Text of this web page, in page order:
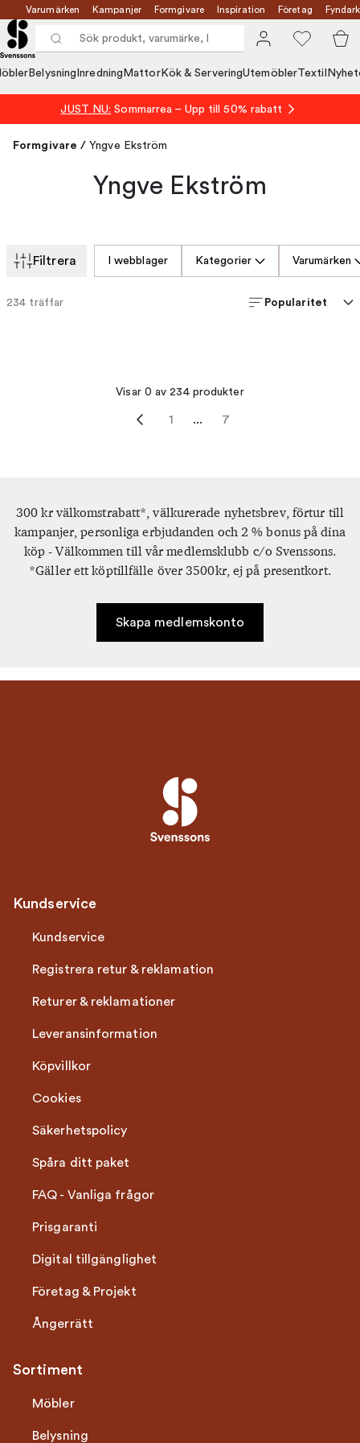
Varumärken Kampanjer Formgivare Inspiration Företag
Belysning Inredning MattorKök & ServeringUtemöblerTextil
JUST NU: Sommarrea – Upp till 50% rabatt
Formgivare / Yngve Ekström
Yngve Ekström
Filtrera I webblager Kategorier Varumärken
234 träffar Popularitet
Visar 0 av 234 produkter
1 ... 7
300 kr välkomstrabatt*, välkurerade nyhetsbrev, förtur till
kampanjer, personliga erbjudanden och 2 % bonus på dina
köp - Välkommen till vår medlemsklubb c/o Svenssons.
*Gäller ett köptillfälle över 3500kr, ej på presentkort.
Skapa medlemskonto
Kundservice
Kundservice
Registrera retur & reklamation
Returer & reklamationer
Leveransinformation
Köpvillkor
Cookies
Säkerhetspolicy
Spåra ditt paket
FAQ - Vanliga frågor
Prisgaranti
Digital tillgänglighet
Företag & Projekt
Ångerrätt
Sortiment
Möbler
Belysning